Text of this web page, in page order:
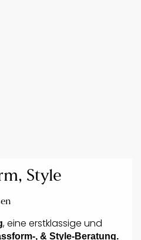
Style
, eine erstklassige und
, & Style-Beratung.